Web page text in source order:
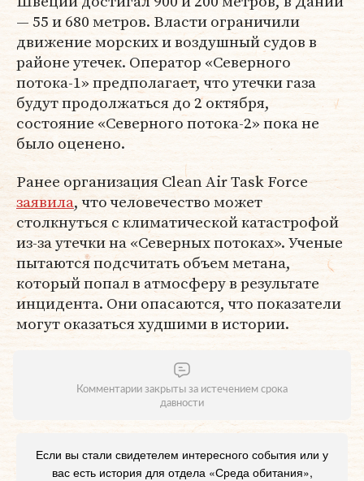
— 55 и 680 метров. Власти ограничили
движение морских и воздушный судов в
районе утечек. Оператор «Северного
потока-1» предполагает, что утечки газа
будут продолжаться до 2 октября,
состояние «Северного потока-2» пока не
было оценено.
Ранее организация Clean Air Task Force
заявила, что человечество может
столкнуться с климатической катастрофой
из-за утечки на «Северных потоках». Ученые
пытаются подсчитать объем метана,
который попал в атмосферу в результате
инцидента. Они опасаются, что показатели
могут оказаться худшими в истории.
Комментарии закрыты за истечением срока
давности
Если вы стали свидетелем интересного события или у
вас есть история для отдела «Среда обитания»,